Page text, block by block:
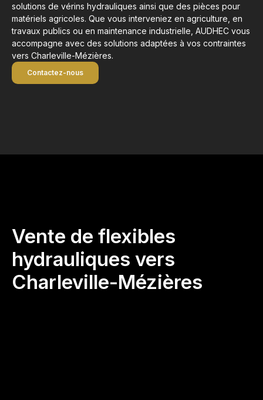
solutions de vérins hydrauliques ainsi que des pièces pour
matériels agricoles. Que vous interveniez en agriculture, en
travaux publics ou en maintenance industrielle, AUDHEC vous
accompagne avec des solutions adaptées à vos contraintes
vers Charleville-Mézières.
Contactez-nous
Vente de flexibles
hydrauliques vers
Charleville-Mézières